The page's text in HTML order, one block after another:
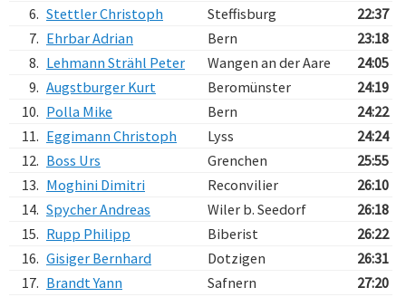
6. Stettler Christoph Steffisburg
22:37
7. Ehrbar Adrian Bern
23:18
8. Lehmann Strähl Peter Wangen an der Aare
24:05
9. Augstburger Kurt Beromünster
24:19
10. Polla Mike Bern
24:22
11. Eggimann Christoph Lyss
24:24
12. Boss Urs Grenchen
25:55
13. Moghini Dimitri Reconvilier
26:10
14. Spycher Andreas Wiler b. Seedorf
26:18
15. Rupp Philipp Biberist
26:22
16. Gisiger Bernhard Dotzigen
26:31
17. Brandt Yann Safnern
27:20